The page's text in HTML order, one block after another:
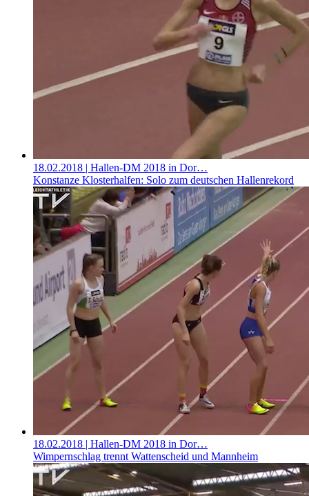
18.02.2018 | Hallen-DM 2018 in Dor…
Konstanze Klosterhalfen: Solo zum deutschen Hallenrekord
18.02.2018 | Hallen-DM 2018 in Dor…
Wimpernschlag trennt Wattenscheid und Mannheim